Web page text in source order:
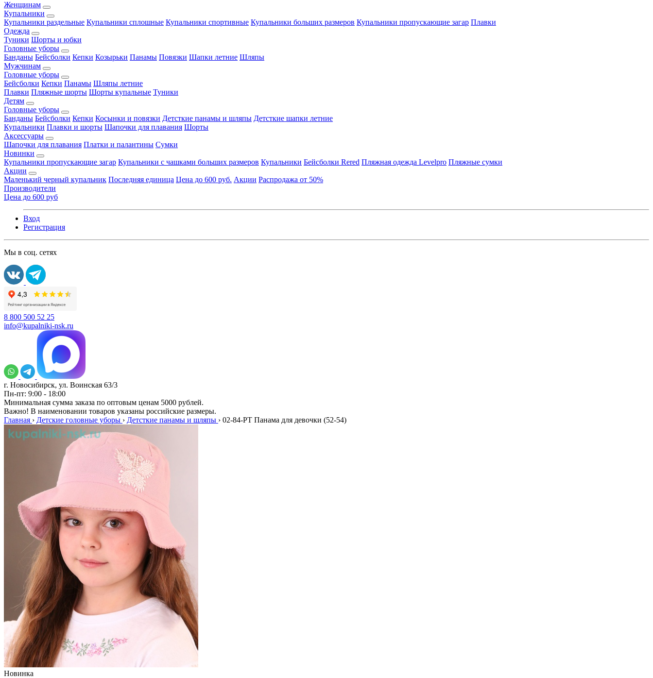
Женщинам
Купальники
Купальники раздельные Купальники сплошные Купальники спортивные Купальники больших размеров Купальники пропускающие загар Плавки
Одежда
Туники Шорты и юбки
Головные уборы
Банданы Бейсболки Кепки Козырьки Панамы Повязки Шапки летние Шляпы
Мужчинам
Головные уборы
Бейсболки Кепки Панамы Шляпы летние
Плавки Пляжные шорты Шорты купальные Туники
Детям
Головные уборы
Банданы Бейсболки Кепки Косынки и повязки Детсткие панамы и шляпы Детсткие шапки летние
Купальники Плавки и шорты Шапочки для плавания Шорты
Аксессуары
Шапочки для плавания Платки и палантины Сумки
Новинки
Купальники пропускающие загар Купальники с чашками больших размеров Купальники Бейсболки Rered Пляжная одежда Levelpro Пляжные сумки
Акции
Маленький черный купальник Последняя единица Цена до 600 руб. Акции Распродажа от 50%
Производители
Цена до 600 руб
Вход
Регистрация
Мы в соц. сетях
8 800 500 52 25
info@kupalniki-nsk.ru
г. Новосибирск, ул. Воинская 63/3
Пн-пт: 9:00 - 18:00
Минимальная сумма заказа по оптовым ценам 5000 рублей.
Важно! В наименовании товаров указаны российские размеры.
Главная › Детские головные уборы › Детсткие панамы и шляпы › 02-84-PT Панама для девочки (52-54)
Новинка